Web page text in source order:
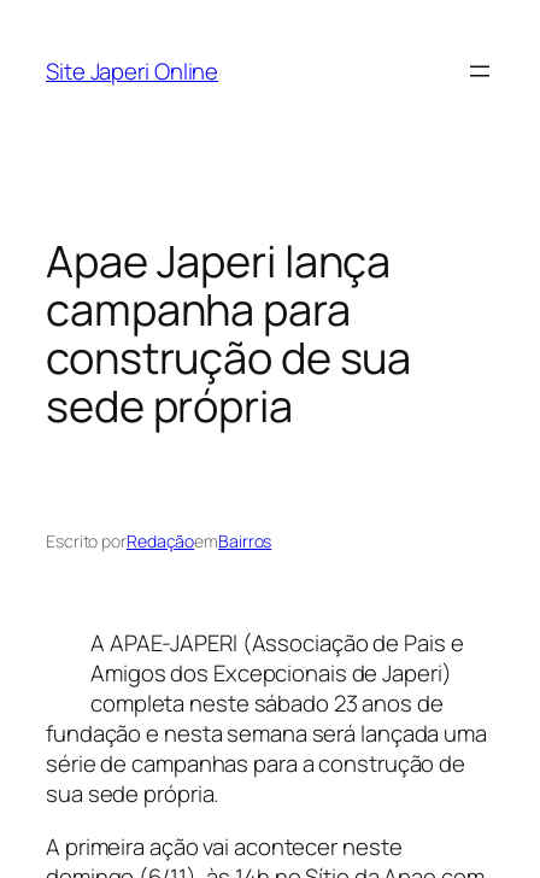
Site Japeri Online
Apae Japeri lança
campanha para
construção de sua
sede própria
Escrito porRedaçãoemBairros
A APAE-JAPERI (Associação de Pais e
Amigos dos Excepcionais de Japeri)
completa neste sábado 23 anos de
fundação e nesta semana será lançada uma
série de campanhas para a construção de
sua sede própria.
A primeira ação vai acontecer neste